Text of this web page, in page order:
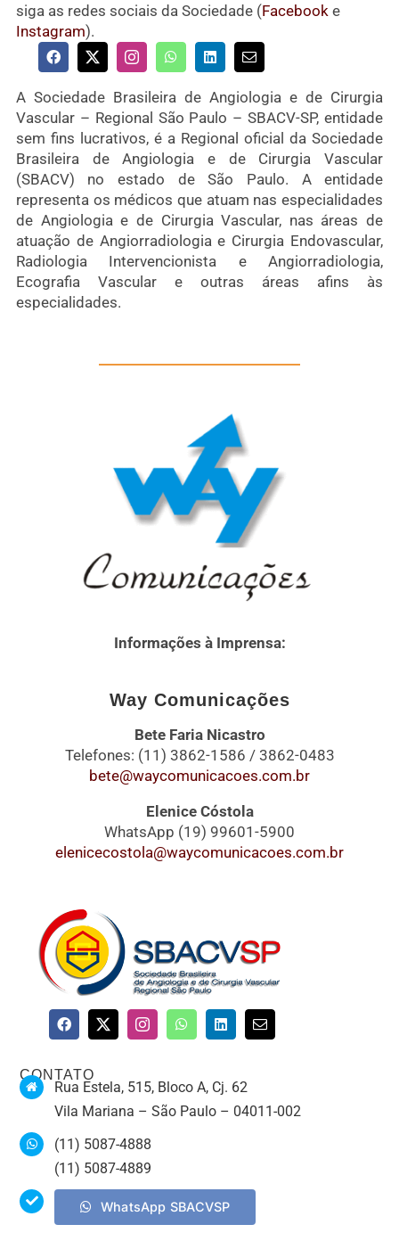
siga as redes sociais da Sociedade (Facebook e
Instagram).
A Sociedade Brasileira de Angiologia e de Cirurgia
Vascular – Regional São Paulo – SBACV-SP, entidade
sem fins lucrativos, é a Regional oficial da Sociedade
Brasileira de Angiologia e de Cirurgia Vascular
(SBACV) no estado de São Paulo. A entidade
representa os médicos que atuam nas especialidades
de Angiologia e de Cirurgia Vascular, nas áreas de
atuação de Angiorradiologia e Cirurgia Endovascular,
Radiologia Intervencionista e Angiorradiologia,
Ecografia Vascular e outras áreas afins às
especialidades.
Informações à Imprensa:
Way Comunicações
Bete Faria Nicastro
Telefones: (11) 3862-1586 / 3862-0483
bete@waycomunicacoes.com.br
Elenice Cóstola
WhatsApp (19) 99601-5900
elenicecostola@waycomunicacoes.com.br
CONTATO
Rua Estela, 515, Bloco A, Cj. 62
Vila Mariana – São Paulo – 04011-002
(11) 5087-4888
(11) 5087-4889
WhatsApp SBACVSP